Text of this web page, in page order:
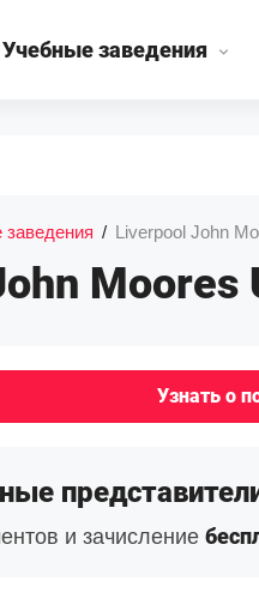
Учебные заведения
/ Liverpool John
Moores
Узнать о
и зачисление